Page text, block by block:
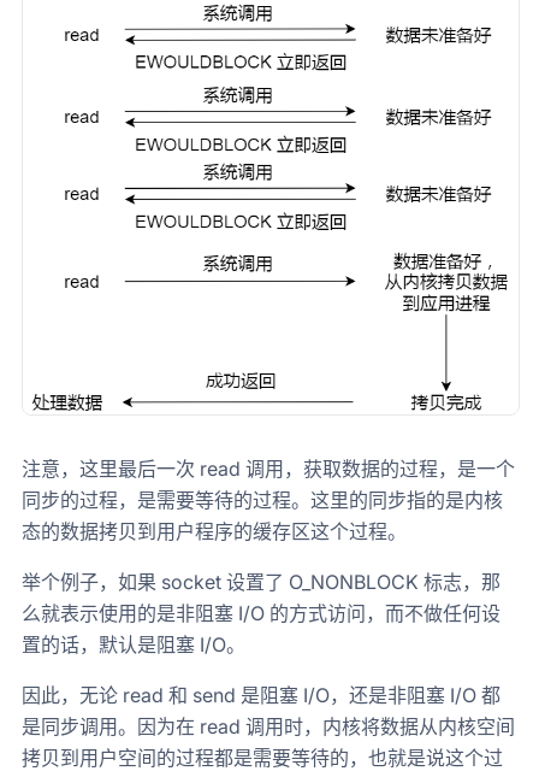
注意，这里最后一次 read 调用，获取数据的过程，是一个
同步的过程，是需要等待的过程。这里的同步指的是内核
态的数据拷贝到用户程序的缓存区这个过程。
举个例子，如果 socket 设置了 O_NONBLOCK 标志，那
么就表示使用的是非阻塞 I/O 的方式访问，而不做任何设
置的话，默认是阻塞 I/O。
因此，无论 read 和 send 是阻塞 I/O，还是非阻塞 I/O 都
是同步调用。因为在 read 调用时，内核将数据从内核空间
拷贝到用户空间的过程都是需要等待的，也就是说这个过